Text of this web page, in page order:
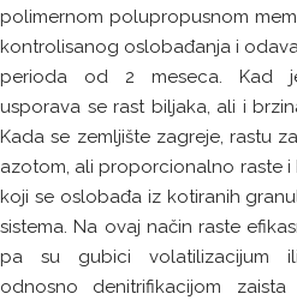
polimernom polupropusnom
kontrolisanog oslobađanja i
perioda od 2 meseca. Kad
usporava se rast biljaka, ali i
Kada se zemljište zagreje, rastu
azotom, ali proporcionalno raste
koji se oslobađa iz kotiranih
sistema. Na ovaj način raste
pa su gubici volatilizacijum
odnosno denitrifikacijom